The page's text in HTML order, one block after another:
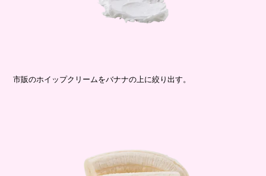
市販のホイップクリームをバナナの上に絞り出す。